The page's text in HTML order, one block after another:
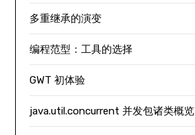
多重继承的演变
编程范型：工具的选择
GWT 初体验
java.util.concurrent 并发包诸类概览